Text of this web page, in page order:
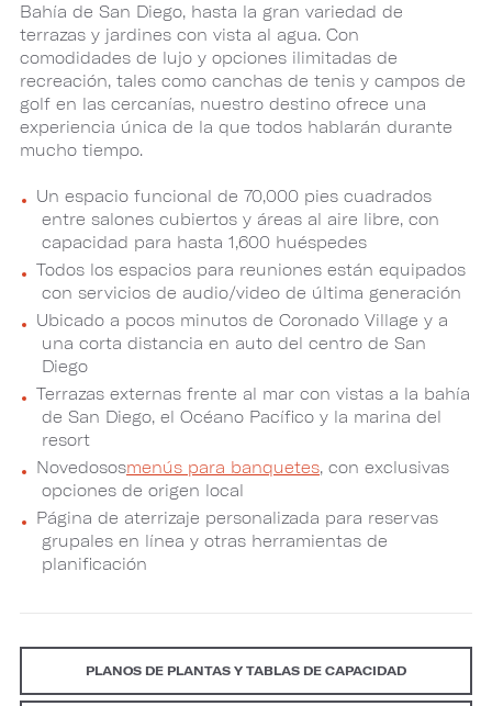
Bahía de San Diego, hasta la gran variedad de
terrazas y jardines con vista al agua. Con
comodidades de lujo y opciones ilimitadas de
recreación, tales como canchas de tenis y campos de
golf en las cercanías, nuestro destino ofrece una
experiencia única de la que todos hablarán durante
mucho tiempo.
Un espacio funcional de 70,000 pies cuadrados
entre salones cubiertos y áreas al aire libre, con
capacidad para hasta 1,600 huéspedes
Todos los espacios para reuniones están equipados
con servicios de audio/video de última generación
Ubicado a pocos minutos de Coronado Village y a
una corta distancia en auto del centro de San
Diego
Terrazas externas frente al mar con vistas a la bahía
de San Diego, el Océano Pacífico y la marina del
resort
Novedososmenús para banquetes, con exclusivas
opciones de origen local
Página de aterrizaje personalizada para reservas
grupales en línea y otras herramientas de
planificación
PLANOS DE PLANTAS Y TABLAS DE CAPACIDAD